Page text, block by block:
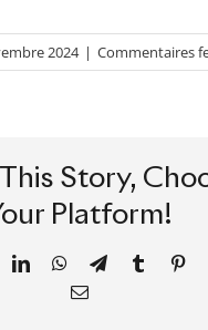
2024 | Commentaires
Story,
Platform!
LinkedInWhatsApp
TelegramTumblr
e-